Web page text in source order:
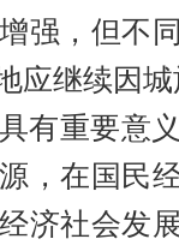
强，但不
应继续因
有重要意
，在国民
济社会发